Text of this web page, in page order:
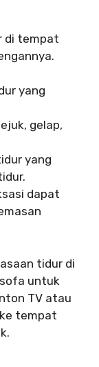
di tempat
yang
gelap,
yang
dapat
tidur di
untuk
TV atau
tempat